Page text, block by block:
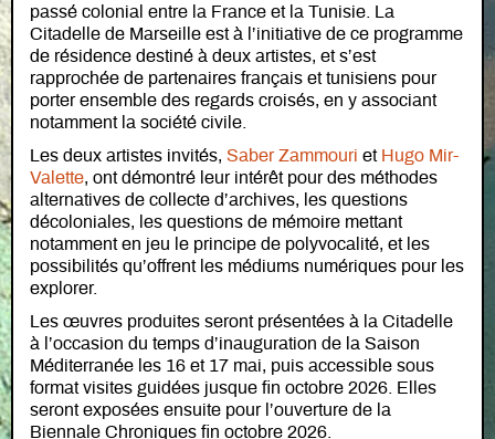
passé colonial entre la France et la Tunisie. La
Citadelle de Marseille est à l’initiative de ce programme
de résidence destiné à deux artistes, et s’est
rapprochée de partenaires français et tunisiens pour
porter ensemble des regards croisés, en y associant
notamment la société civile.
Les deux artistes invités, Saber Zammouri et Hugo Mir-
Valette, ont démontré leur intérêt pour des méthodes
alternatives de collecte d’archives, les questions
décoloniales, les questions de mémoire mettant
notamment en jeu le principe de polyvocalité, et les
possibilités qu’offrent les médiums numériques pour les
explorer.
Les œuvres produites seront présentées à la Citadelle
à l’occasion du temps d’inauguration de la Saison
Méditerranée les 16 et 17 mai, puis accessible sous
format visites guidées jusque fin octobre 2026. Elles
seront exposées ensuite pour l’ouverture de la
Biennale Chroniques fin octobre 2026.